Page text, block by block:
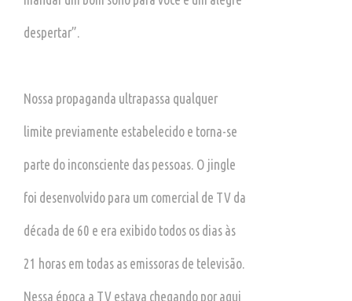
despertar”.
Nossa propaganda ultrapassa qualquer
limite previamente estabelecido e torna-se
parte do inconsciente das pessoas. O jingle
foi desenvolvido para um comercial de TV da
década de 60 e era exibido todos os dias às
21 horas em todas as emissoras de televisão.
Nessa época a TV estava chegando por aqui